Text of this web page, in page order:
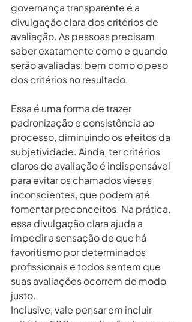
governança transparente é a
divulgação clara dos critérios de
avaliação. As pessoas precisam
saber exatamente como e quando
serão avaliadas, bem como o peso
dos critérios no resultado.
Essa é uma forma de trazer
padronização e consistência ao
processo, diminuindo os efeitos da
subjetividade. Ainda, ter critérios
claros de avaliação é indispensável
para evitar os chamados vieses
inconscientes, que podem até
fomentar preconceitos. Na prática,
essa divulgação clara ajuda a
impedir a sensação de que há
favoritismo por determinados
profissionais e todos sentem que
suas avaliações ocorrem de modo
justo.
Inclusive, vale pensar em incluir